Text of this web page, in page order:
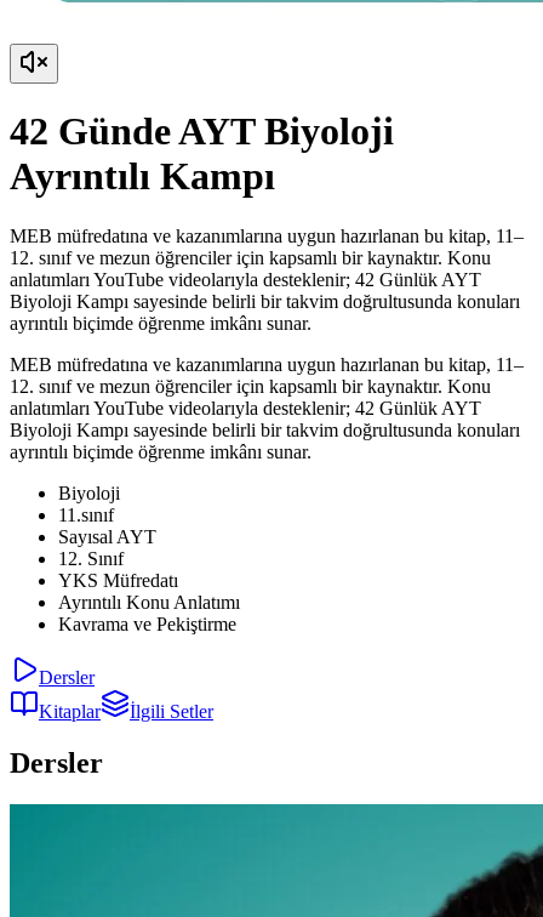
42 Günde AYT Biyoloji
Ayrıntılı Kampı
MEB müfredatına ve kazanımlarına uygun hazırlanan bu kitap, 11–
12. sınıf ve mezun öğrenciler için kapsamlı bir kaynaktır. Konu
anlatımları YouTube videolarıyla desteklenir; 42 Günlük AYT
Biyoloji Kampı sayesinde belirli bir takvim doğrultusunda konuları
ayrıntılı biçimde öğrenme imkânı sunar.
MEB müfredatına ve kazanımlarına uygun hazırlanan bu kitap, 11–
12. sınıf ve mezun öğrenciler için kapsamlı bir kaynaktır. Konu
anlatımları YouTube videolarıyla desteklenir; 42 Günlük AYT
Biyoloji Kampı sayesinde belirli bir takvim doğrultusunda konuları
ayrıntılı biçimde öğrenme imkânı sunar.
Biyoloji
11.sınıf
Sayısal AYT
12. Sınıf
YKS Müfredatı
Ayrıntılı Konu Anlatımı
Kavrama ve Pekiştirme
Dersler
Kitaplar
İlgili Setler
Dersler